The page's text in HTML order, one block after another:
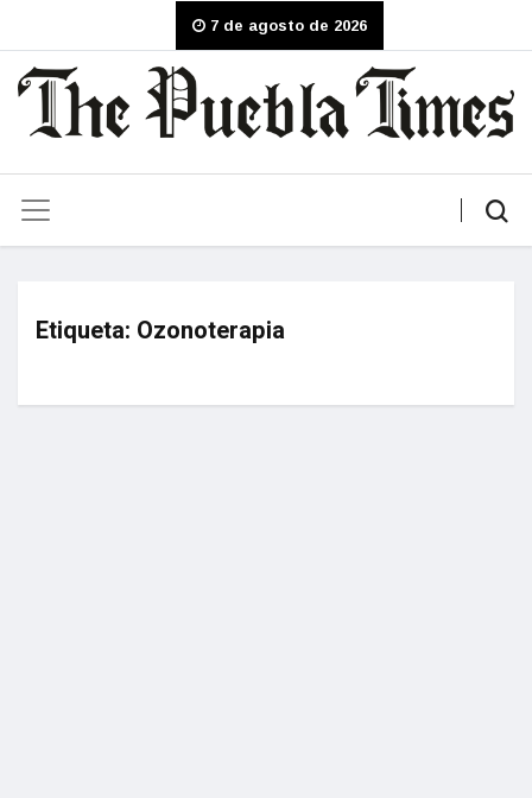
7 de agosto de 2026
Etiqueta: Ozonoterapia